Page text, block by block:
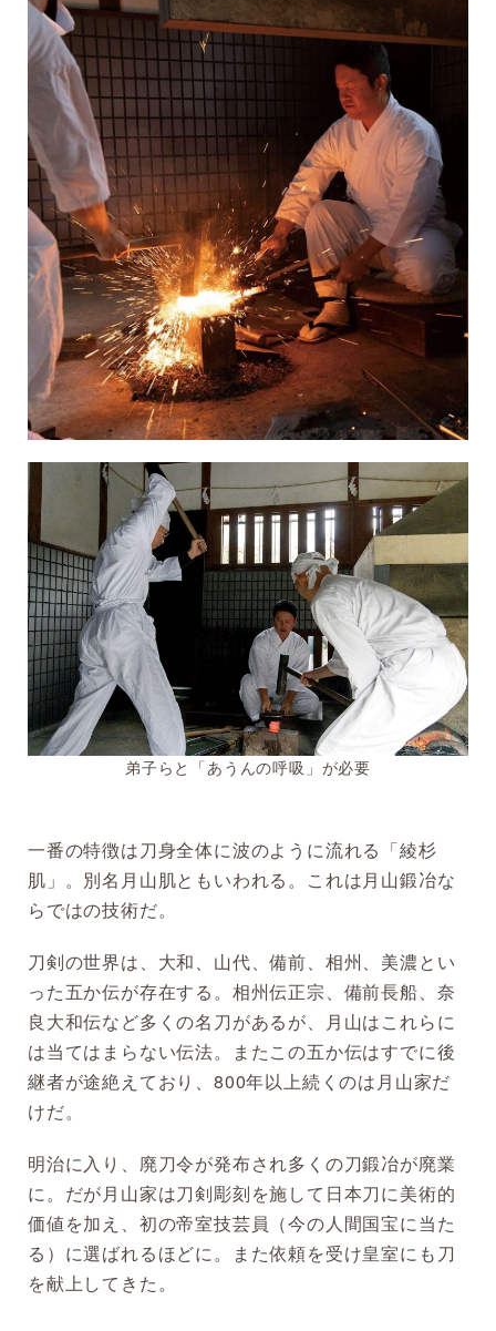
弟子らと「あうんの呼吸」が必要
一番の特徴は刀身全体に波のように流れる「綾杉
肌」。別名月山肌ともいわれる。これは月山鍛冶な
らではの技術だ。
刀剣の世界は、大和、山代、備前、相州、美濃とい
った五か伝が存在する。相州伝正宗、備前長船、奈
良大和伝など多くの名刀があるが、月山はこれらに
は当てはまらない伝法。またこの五か伝はすでに後
継者が途絶えており、800年以上続くのは月山家だ
けだ。
明治に入り、廃刀令が発布され多くの刀鍛冶が廃業
に。だが月山家は刀剣彫刻を施して日本刀に美術的
価値を加え、初の帝室技芸員（今の人間国宝に当た
る）に選ばれるほどに。また依頼を受け皇室にも刀
を献上してきた。